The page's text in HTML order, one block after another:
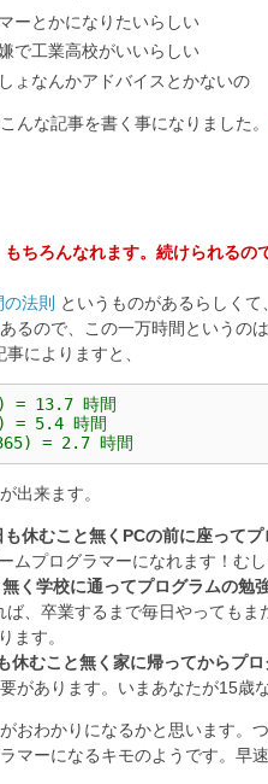
ーとかになりたいらしい
で工業高校がいいらしい
ょなんかアドバイスとかないの
んな記事を書く事になりました。
もちろんなれます。続けられるの
法則
というものがあるらしくて
るので、この一万時間というの
によりますと、
= 13.7 時間
= 5.4 時間
= 2.7 時間
出来ます。
休むこと無くPCの前に座ってプ
ムプログラマーになれます！む
く学校に通ってプログラムの勉
、卒業するまで毎日やっても
ます。
休むこと無く家に帰ってからプロ
があります。いまあなたが15歳
おわかりになるかと思います。
マーになるキモのようです。早